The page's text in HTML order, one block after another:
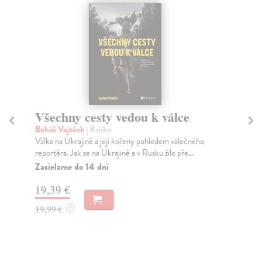
Všechny cesty vedou k válce
Boháč Vojtěch | Kniha
Válka na Ukrajině a její kořeny pohledem válečného
reportéra. Jak se na Ukrajině a v Rusku žilo pře...
Zasielame do 14 dní
19,39 €
19,99 € ?